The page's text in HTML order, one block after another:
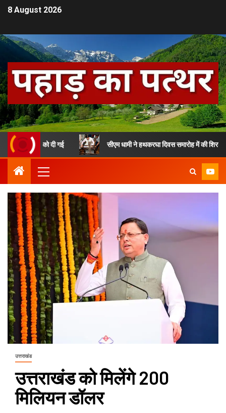
8 August 2026
को दी गई सीएम धामी ने हथकरघा दिवस समारोह में की शिरकत
उत्तराखंड
उत्तराखंड को मिलेंगे 200
मिलियन डॉलर